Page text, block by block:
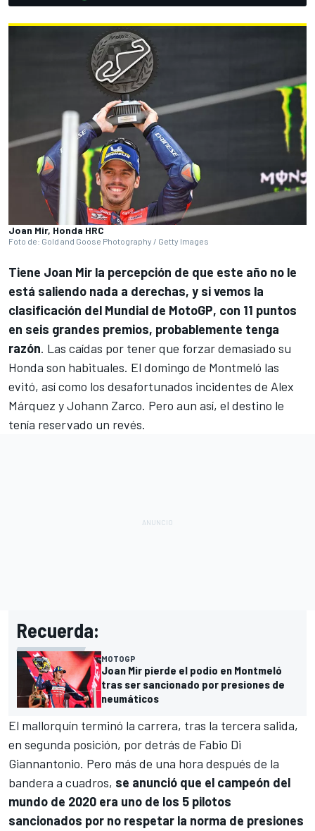
Joan Mir, Honda HRC
Foto de: Gold and Goose Photography / Getty Images
Tiene Joan Mir la percepción de que este año no le
está saliendo nada a derechas, y si vemos la
clasificación del Mundial de MotoGP, con 11 puntos
en seis grandes premios, probablemente tenga
razón. Las caídas por tener que forzar demasiado su
Honda son habituales. El domingo de Montmeló las
evitó, así como los desafortunados incidentes de Alex
Márquez yJohann Zarco. Pero aun así, el destino le
tenía reservado un revés.
Recuerda:
MOTOGP
Joan Mir pierde el podio en Montmeló
tras ser sancionado por presiones de
neumáticos
El mallorquín terminó la carrera, tras la tercera salida,
en segunda posición, por detrás de Fabio Di
Giannantonio. Pero más de una hora después de la
bandera a cuadros, se anunció que el campeón del
mundo de 2020 era uno de los 5 pilotos
sancionados por no respetar la norma de presiones